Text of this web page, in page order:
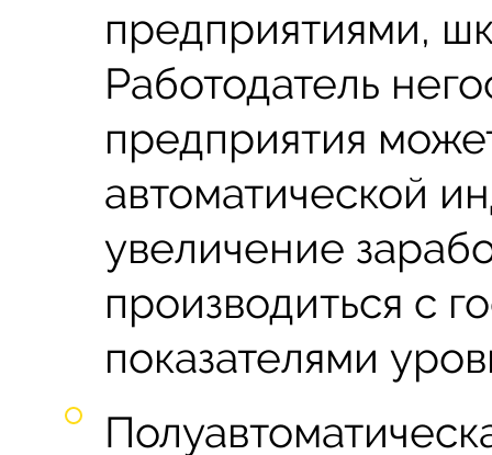
предприятиями,
Работодатель
предприятия
автоматической
увеличение
производиться с
показателями